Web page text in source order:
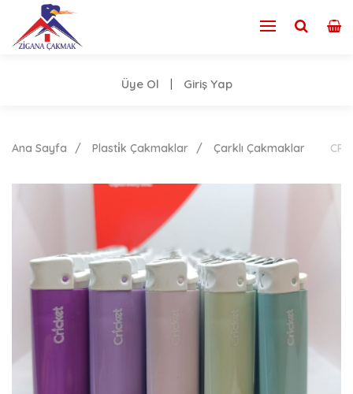
Üye Ol Giriş Yap
Ana Sayfa Plasti̇k Çakmaklar Çarklı Çakmaklar